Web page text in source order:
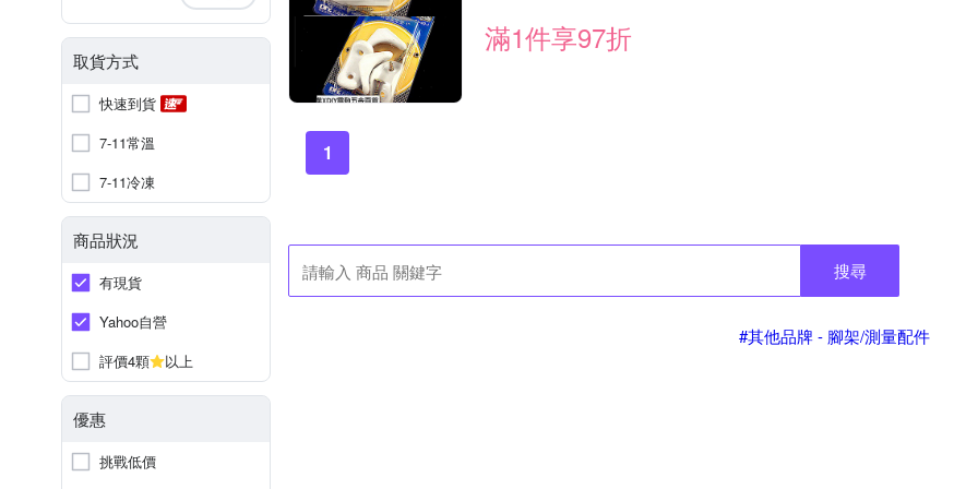
取貨方式
快速到貨
7-11常溫
7-11冷凍
商品狀況
有現貨
Yahoo自營
評價4顆
以上
優惠
挑戰低價
滿1件享97折
1
搜尋
#其他品牌 - 腳架/測量配件